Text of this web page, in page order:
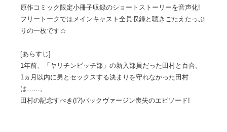
原作コミック限定小冊子収録のショートストーリーを音声化!
フリートークではメインキャスト全員収録と聴きごたえたっぷ
りの一枚です☆
[あらすじ]
1年前、「ヤリチンビッチ部」の新入部員だった田村と百合。
1ヵ月以内に男とセックスする決まりを守れなかった田村
は……。
田村の記念すべき(!?)バックヴァージン喪失のエピソード!